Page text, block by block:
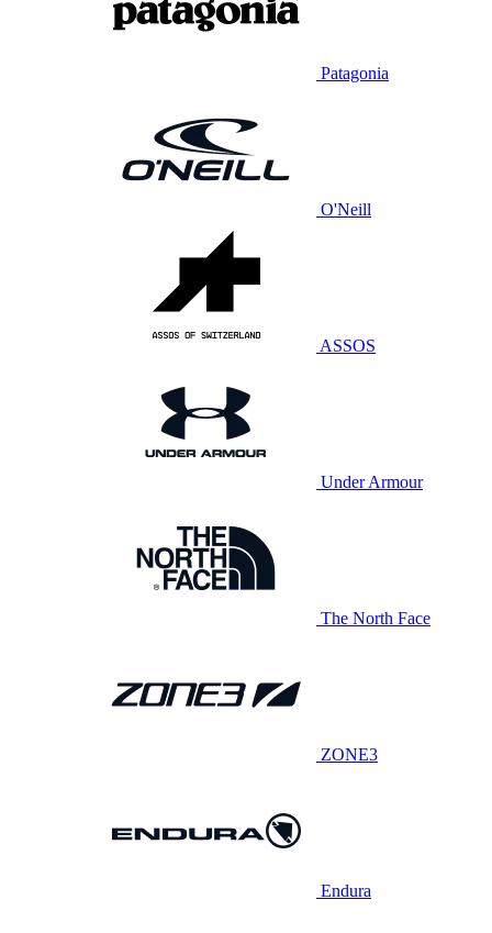
Patagonia
O'Neill
ASSOS
Under Armour
The North Face
ZONE3
Endura